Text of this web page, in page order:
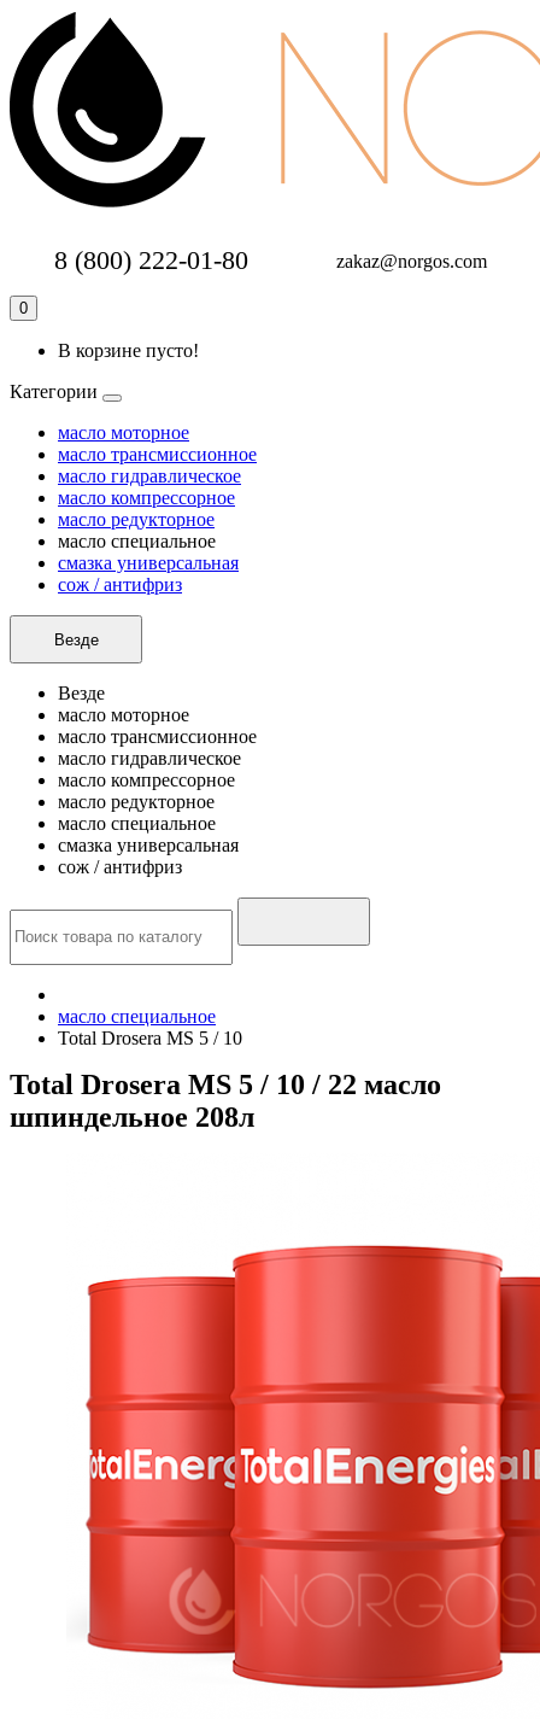
8 (800) 222-01-80 zakaz@norgos.com
0
В корзине пусто!
Категории
масло моторное
масло трансмиссионное
масло гидравлическое
масло компрессорное
масло редукторное
масло специальное
смазка универсальная
сож / антифриз
Везде
Везде
масло моторное
масло трансмиссионное
масло гидравлическое
масло компрессорное
масло редукторное
масло специальное
смазка универсальная
сож / антифриз
масло специальное
Total Drosera MS 5 / 10
Total Drosera MS 5 / 10 / 22 масло
шпиндельное 208л